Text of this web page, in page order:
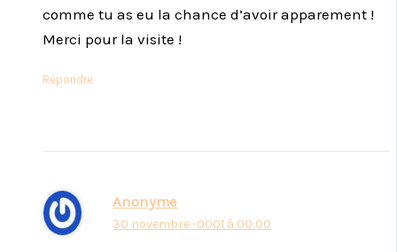
comme tu as eu la chance d’avoir apparement !
Merci pour la visite !
Répondre
Anonyme
30 novembre -0001 à 00:00